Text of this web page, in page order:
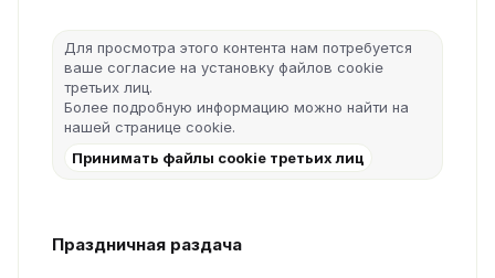
Для просмотра этого контента нам потребуется
ваше согласие на установку файлов cookie
третьих лиц.
Более подробную информацию можно найти на
нашей странице cookie.
Принимать файлы cookie третьих лиц
Праздничная раздача